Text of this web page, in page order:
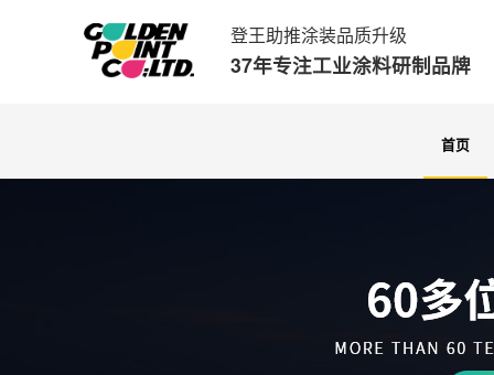
登王助推涂装品质升级
37年专注工业涂料研制品牌
首页